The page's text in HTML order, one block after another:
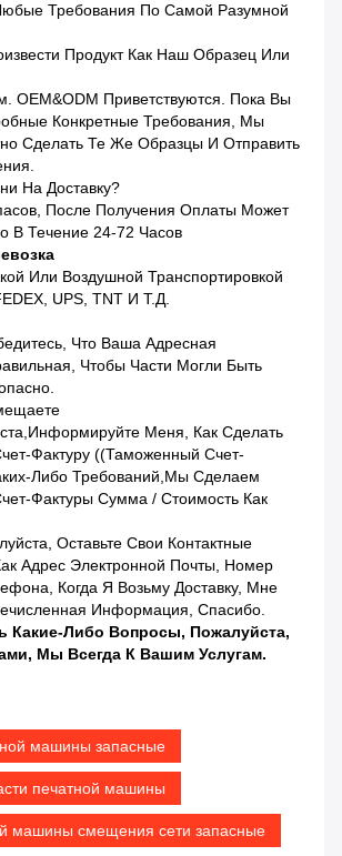
Требования По Самой Разумной
Продукт Как Наш Образец Или
Приветствуются. Пока Вы
Конкретные Требования, Мы
Сделать Те Же Образцы И Отправить
На Доставку?
После Получения Оплаты Может
В Течение 24-72 Часов
Или Воздушной Транспортировкой
UPS, TNT И Т.д.
Что Ваша Адресная
Чтобы Части Могли Быть
Меня, Как Сделать
Фактуру ((Таможенный Счет-
Либо Требований,мы Сделаем
Фактуры Сумма / Стоимость Как
Оставьте Свои Контактные
Адрес Электронной Почты, Номер
Когда Я Возьму Доставку, Мне
Информация, Спасибо.
Какие-Либо Вопросы, Пожалуйста,
Мы Всегда К Вашим Услугам.
машины запасные
печатной машины
машины смещения сети запасные